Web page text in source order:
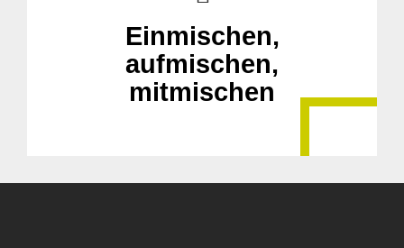
Einmischen,
aufmischen,
mitmischen